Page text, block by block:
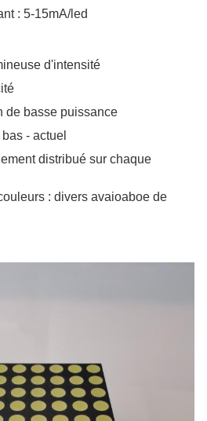
: 5-15mA/led
d'intensité
de basse puissance
- actuel
distribué sur chaque
: divers avaioaboe de